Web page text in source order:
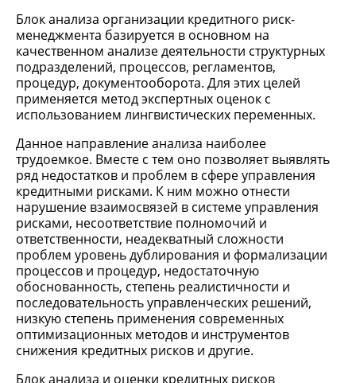
Блок анализа организации кредитного риск-
менеджмента базируется в основном на
качественном анализе деятельности структурных
подразделений, процессов, регламентов,
процедур, документооборота. Для этих целей
применяется метод экспертных оценок с
использованием лингвистических переменных.
Данное направление анализа наиболее
трудоемкое. Вместе с тем оно позволяет выявлять
ряд недостатков и проблем в сфере управления
кредитными рисками. К ним можно отнести
нарушение взаимосвязей в системе управления
рисками, несоответствие полномочий и
ответственности, неадекватный сложности
проблем уровень дублирования и формализации
процессов и процедур, недостаточную
обоснованность, степень реалистичности и
последовательность управленческих решений,
низкую степень применения современных
оптимизационных методов и инструментов
снижения кредитных рисков и другие.
Блок анализа и оценки кредитных рисков